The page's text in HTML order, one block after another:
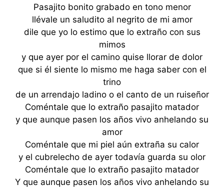
Pasajito bonito grabado en tono menor
llévale un saludito al negrito de mi amor
dile que yo lo estimo que lo extraño con sus
mimos
y que ayer por el camino quise llorar de dolor
que si él siente lo mismo me haga saber con el
trino
de un arrendajo ladino o el canto de un ruiseñor
Coméntale que lo extraño pasajito matador
y que aunque pasen los años vivo anhelando su
amor
Coméntale que mi piel aún extraña su calor
y el cubrelecho de ayer todavía guarda su olor
Coméntale que lo extraño pasajito matador
Y que aunque pasen los años vivo anhelando su